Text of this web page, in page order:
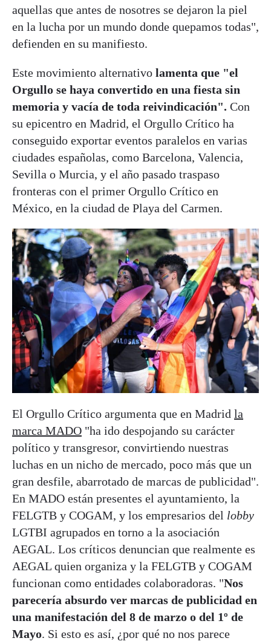
aquellas que antes de nosotres se dejaron la piel
en la lucha por un mundo donde quepamos todas",
defienden en su manifiesto.
Este movimiento alternativo lamenta que "el
Orgullo se haya convertido en una fiesta sin
memoria y vacía de toda reivindicación". Con
su epicentro en Madrid, el Orgullo Crítico ha
conseguido exportar eventos paralelos en varias
ciudades españolas, como Barcelona, Valencia,
Sevilla o Murcia, y el año pasado traspaso
fronteras con el primer Orgullo Crítico en
México, en la ciudad de Playa del Carmen.
El Orgullo Crítico argumenta que en Madrid la
marca MADO "ha ido despojando su carácter
político y transgresor, convirtiendo nuestras
luchas en un nicho de mercado, poco más que un
gran desfile, abarrotado de marcas de publicidad".
En MADO están presentes el ayuntamiento, la
FELGTB y COGAM, y los empresarios del lobby
LGTBI agrupados en torno a la asociación
AEGAL. Los críticos denuncian que realmente es
AEGAL quien organiza y la FELGTB y COGAM
funcionan como entidades colaboradoras. "Nos
parecería absurdo ver marcas de publicidad en
una manifestación del 8 de marzo o del 1º de
Mayo. Si esto es así, ¿por qué no nos parece